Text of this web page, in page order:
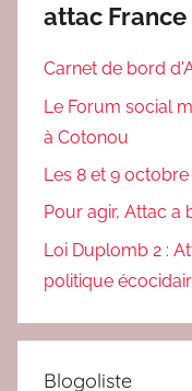
attac France
Carnet de bord
Le Forum social
à Cotonou
Les 8 et 9
Pour agir, Attac a
Loi Duplomb 2 :
politique
Blogoliste